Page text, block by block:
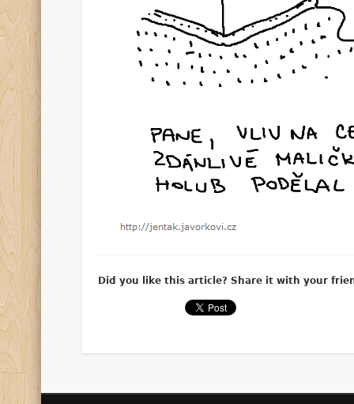
Did you like this article? Share it with your